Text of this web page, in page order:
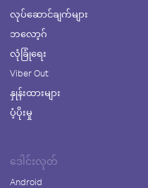
လုပ်ဆောင်ချက်များ
ဘလော့ဂ်
လုံခြုံရေး
Viber Out
နှုန်းထားများ
ပံ့ပိုးမှု
ဒေါင်းလုတ်
Android